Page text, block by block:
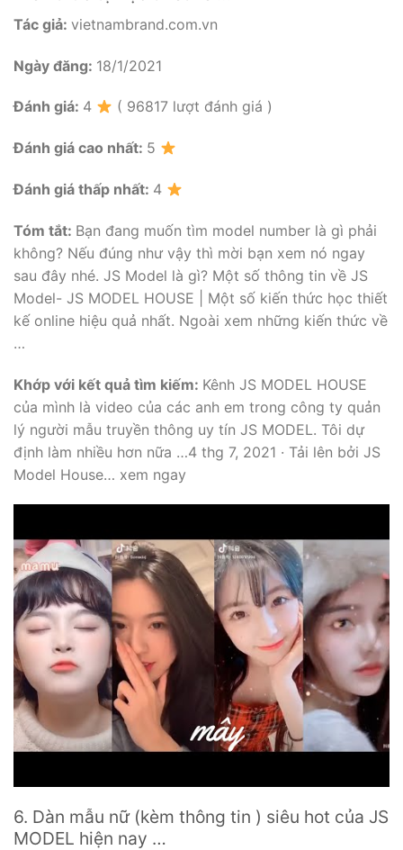
Tác giả: vietnambrand.com.vn
Ngày đăng: 18/1/2021
Đánh giá: 4 ( 96817 lượt đánh giá )
Đánh giá cao nhất: 5
Đánh giá thấp nhất: 4
Tóm tắt: Bạn đang muốn tìm model number là gì phải
không? Nếu đúng như vậy thì mời bạn xem nó ngay
sau đây nhé. JS Model là gì? Một số thông tin về JS
Model- JS MODEL HOUSE | Một số kiến thức học thiết
kế online hiệu quả nhất. Ngoài xem những kiến thức về
…
Khớp với kết quả tìm kiếm: Kênh JS MODEL HOUSE
của mình là video của các anh em trong công ty quản
lý người mẫu truyền thông uy tín JS MODEL. Tôi dự
định làm nhiều hơn nữa …4 thg 7, 2021 · Tải lên bởi JS
Model House… xem ngay
6. Dàn mẫu nữ (kèm thông tin ) siêu hot của JS
MODEL hiện nay …